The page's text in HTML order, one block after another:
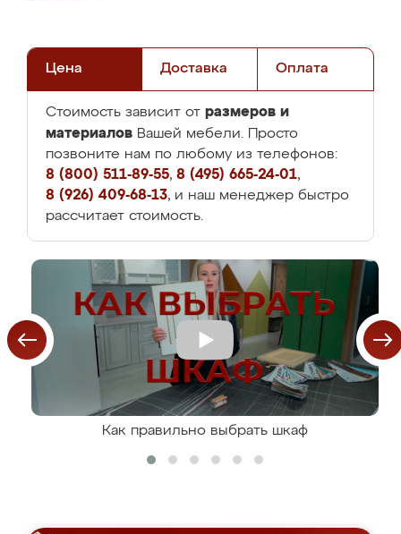
Цена Доставка Оплата
Стоимость зависит от размеров и
материалов Вашей мебели. Просто
позвоните нам по любому из телефонов:
8 (800) 511-89-55, 8 (495) 665-24-01,
8 (926) 409-68-13, и наш менеджер быстро
рассчитает стоимость.
Как правильно выбрать шкаф